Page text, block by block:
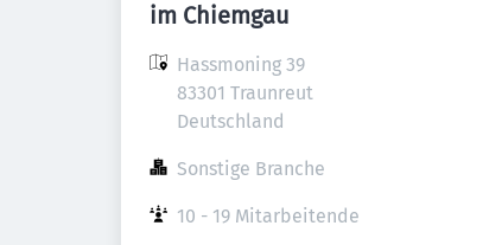
im Chiemgau
Hassmoning 39
83301 Traunreut
Deutschland
Sonstige Branche
10 - 19 Mitarbeitende